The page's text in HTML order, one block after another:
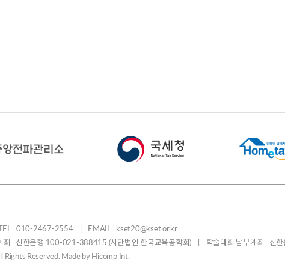
: 010-2467-2554 | EMAIL : kset20@kset.or.kr
신한은행 100-021-388415 (사단법인 한국교육공학회) | 학술대회 납부계좌 : 신한
Rights Reserved. Made byHicomp Int.